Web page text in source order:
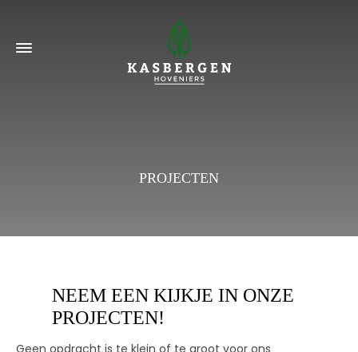
PROJECTEN
NEEM EEN KIJKJE IN ONZE
PROJECTEN!
Geen opdracht is te klein of te groot voor ons